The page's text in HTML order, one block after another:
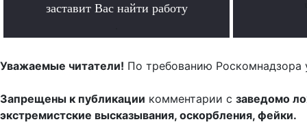
заставит Вас найти работу
Уважаемые читатели! По требованию Роскомнадзора
Запрещены к публикации комментарии с заведомо
экстремистские высказывания, оскорбления, фейки.